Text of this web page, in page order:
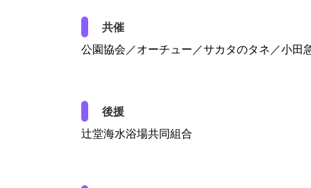
共催
公園協会／オーチュー／サカタのタネ／小田
後援
辻堂海水浴場共同組合